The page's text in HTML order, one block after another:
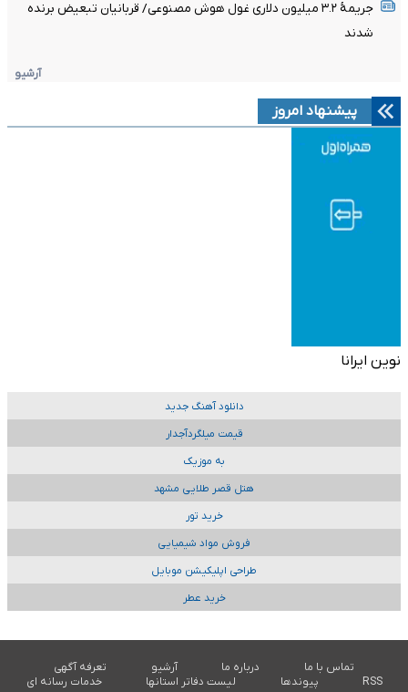
جریمۀ ۳.۲ میلیون دلاری غول هوش مصنوعی/ قربانیان تبعیض برنده
شدند
آرشیو
پیشنهاد امروز
نوین ایرانا
دانلود آهنگ جدید
قیمت میلگردآجدار
به موزیک
هتل قصر طلایی مشهد
خرید تور
فروش مواد شیمیایی
طراحی اپلیکیشن موبایل
خرید عطر
تماس با ما درباره ما آرشیو
تعرفه آگهی
RSS
پیوندها لیست دفاتر استانها خدمات رسانه ای